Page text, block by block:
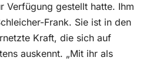
Verfügung gestellt hatte. Ihm
Frank. Sie ist in den
Kraft, die sich auf
auskennt. „Mit ihr als